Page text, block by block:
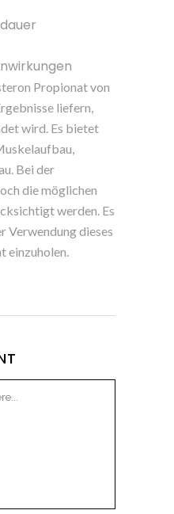
Propionat von
liefern,
wird. Es bietet
Bei der
die möglichen
werden. Es
Verwendung dieses
einzuholen.